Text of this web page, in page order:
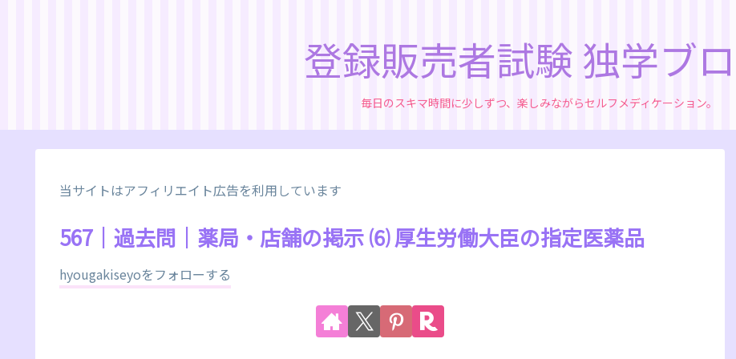
登録販売者試験 独学ブ
毎日のスキマ時間に少しずつ、楽しみながらセルフメディケーション。
当サイトはアフィリエイト広告を利用しています
567｜過去問｜薬局・店舗の掲示 ⑹ 厚生労働大臣の指定医薬品
hyougakiseyoをフォローする